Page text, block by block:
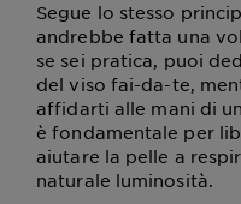
Segue lo stesso
andrebbe fatta una
se sei pratica, puoi
del viso fai-da-te,
affidarti alle mani di
è fondamentale per
aiutare la pelle a
naturale luminosità.